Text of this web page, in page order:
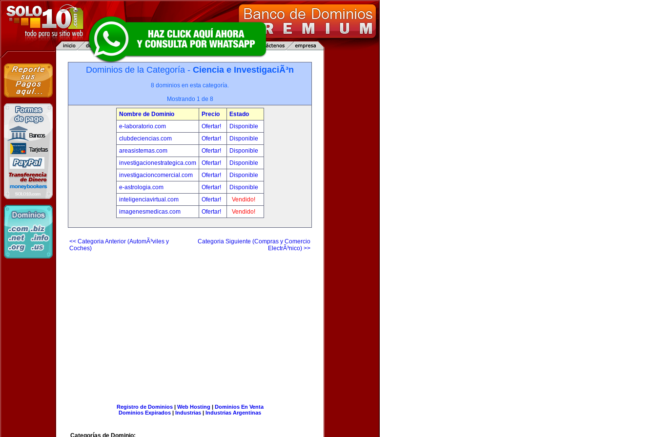
Dominios de la Categoría - Ciencia e InvestigaciÃ³n
8 dominios en esta categoría.
Mostrando 1 de 8
Nombre de Dominio Precio
Estado
e-laboratorio.com
Ofertar!
Disponible
clubdeciencias.com
Ofertar!
Disponible
areasistemas.com
Ofertar!
Disponible
investigacionestrategica.com
Ofertar!
Disponible
investigacioncomercial.com
Ofertar!
Disponible
e-astrologia.com
Ofertar!
Disponible
inteligenciavirtual.com
Ofertar!
Vendido!
imagenesmedicas.com
Ofertar! Vendido!
<< Categoria Anterior (AutomÃ³viles y
Coches)
Categoria Siguiente (Compras y Comercio
ElectrÃ³nico) >>
Registro de Dominios| Web Hosting | Dominios En Venta
Dominios Expirados | Industrias | Industrias Argentinas
Categorías de Dominio: